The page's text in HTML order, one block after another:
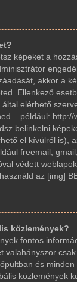
képeket a
akkor a
Ellenkező
elérhető
– például: http://
belinkelni
el kívülről is),
freemail,
védett
az [img]
közlemények?
fontos
valahányszor csak
és
közlemények